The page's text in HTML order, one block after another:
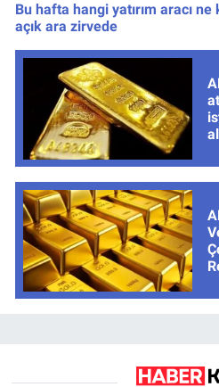
Bu hafta hangi yatırım aracı ne
açık ara zirvede